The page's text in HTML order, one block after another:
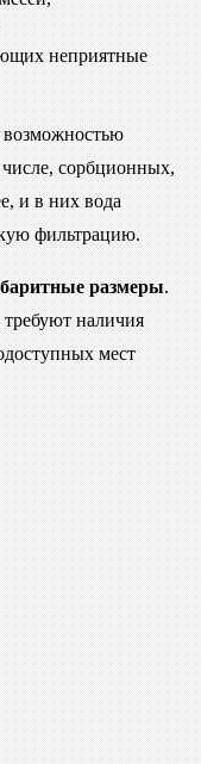
неприятные
сорбционных,
и в них вода
фильтрацию.
размеры.
наличия
мест